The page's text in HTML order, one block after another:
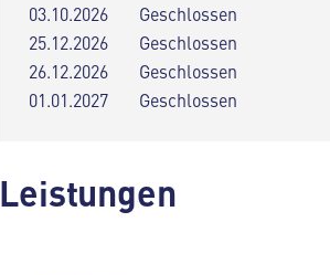
03.10.2026
Geschlossen
25.12.2026
Geschlossen
26.12.2026
Geschlossen
01.01.2027
Geschlossen
Leistungen